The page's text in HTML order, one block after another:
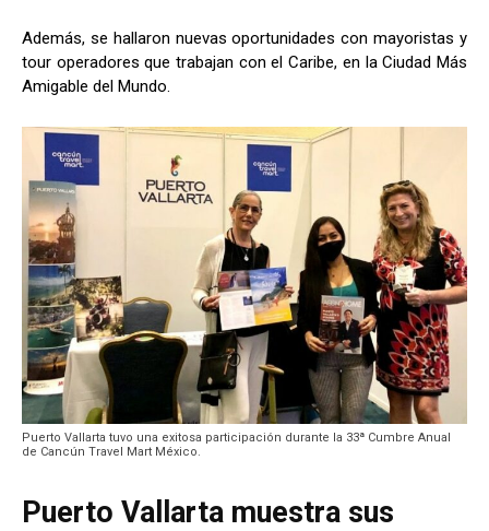
Además, se hallaron nuevas oportunidades con mayoristas y
tour operadores que trabajan con el Caribe, en la Ciudad Más
Amigable del Mundo.
Puerto Vallarta tuvo una exitosa participación durante la 33ª Cumbre Anual
de Cancún Travel Mart México.
Puerto Vallarta muestra sus